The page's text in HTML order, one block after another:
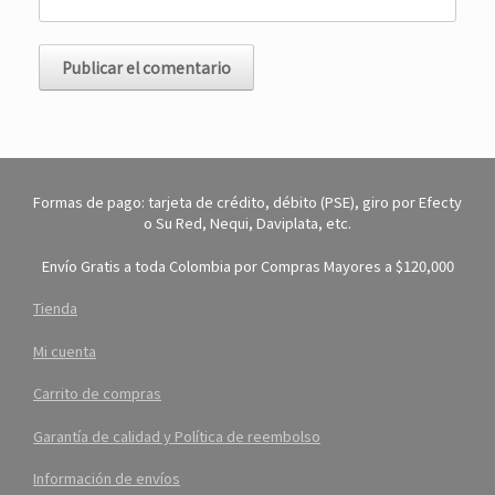
Formas de pago: tarjeta de crédito, débito (PSE), giro por Efecty
o Su Red, Nequi, Daviplata, etc.
Envío Gratis a toda Colombia por Compras Mayores a $120,000
Tienda
Mi cuenta
Carrito de compras
Garantía de calidad y Política de reembolso
Información de envíos